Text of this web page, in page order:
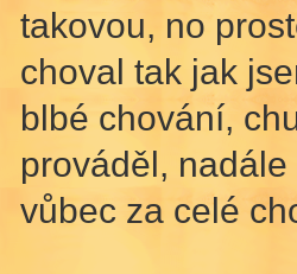
takovou, no
choval tak jak
blbé chování,
prováděl,
vůbec za celé